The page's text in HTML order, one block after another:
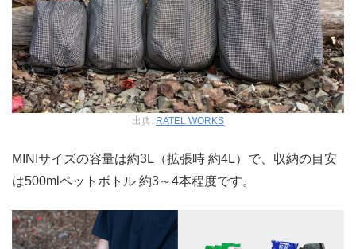
出典: RATEL WORKS
MINIサイズの容量は約3L（拡張時 約4L）で、収納の目安
は500mlペットボトル 約3～4本程度です。